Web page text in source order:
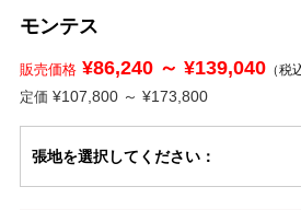
モンテス
販売価格¥86,240 ～ ¥139,040（税
定価 ¥107,800 ～ ¥173,800
張地を選択してください：